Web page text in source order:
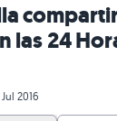
las 24
2016